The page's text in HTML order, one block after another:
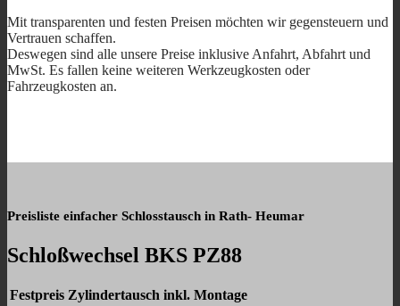
Mit transparenten und festen Preisen möchten wir gegensteuern und
Vertrauen schaffen.
Deswegen sind alle unsere Preise inklusive Anfahrt, Abfahrt und
MwSt. Es fallen keine weiteren Werkzeugkosten oder
Fahrzeugkosten an.
Preisliste einfacher Schlosstausch in Rath- Heumar
Schloßwechsel BKS PZ88
Festpreis Zylindertausch inkl. Montage